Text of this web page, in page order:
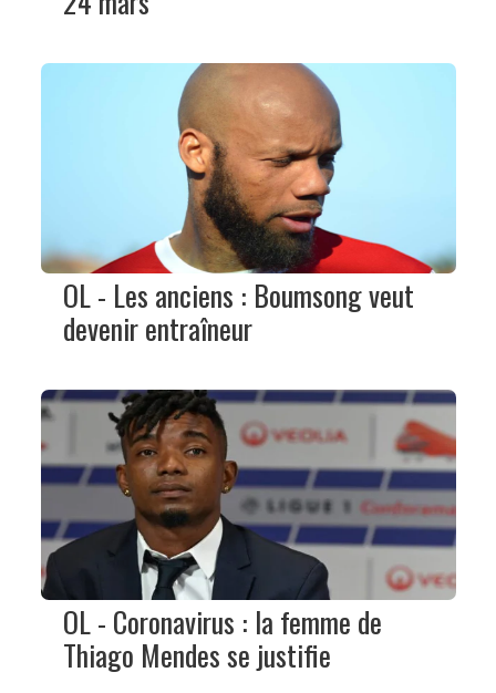
OL - Les anciens : Boumsong veut
devenir entraîneur
OL - Coronavirus : la femme de
Thiago Mendes se justifie